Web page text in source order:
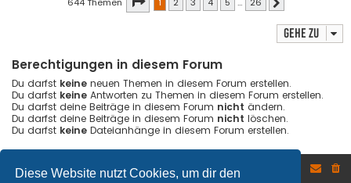
Diese Website nutzt Cookies, um dir den
1 2 3 4 5 … 26
Gehe zu
Berechtigungen in diesem Forum
Du darfst keine neuen Themen in diesem Forum erstellen.
Du darfst keine Antworten zu Themen in diesem Forum erstellen.
Du darfst deine Beiträge in diesem Forum nicht ändern.
Du darfst deine Beiträge in diesem Forum nicht löschen.
Du darfst keine Dateianhänge in diesem Forum erstellen.
Foren-Übersicht